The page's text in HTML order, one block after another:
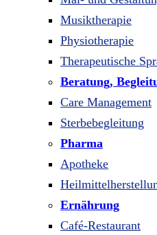
Musiktherapie
Physiotherapie
Therapeutische
Beratung,
Care Management
Sterbebegleitung
Pharma
Apotheke
Ernährung
Café-Restaurant